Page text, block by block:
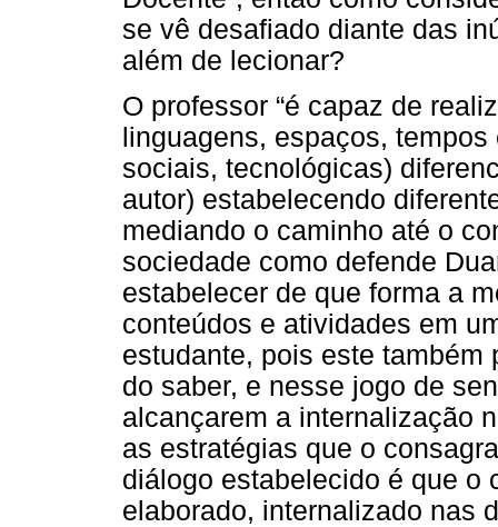
se vê desafiado diante das
além de lecionar?
O professor “é capaz de
linguagens, espaços,
sociais, tecnológicas)
autor) estabelecendo
mediando o caminho até o
sociedade como defende
estabelecer de que forma a
conteúdos e atividades em
estudante, pois este também
do saber, e nesse jogo de
alcançarem a internalização
as estratégias que o
diálogo estabelecido é que o
elaborado, internalizado nas